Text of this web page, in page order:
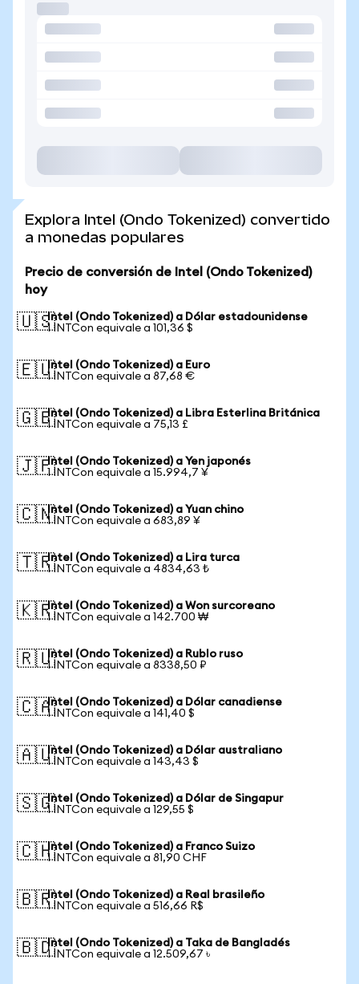
Explora Intel (Ondo Tokenized) convertido
a monedas populares
Precio de conversión de Intel (Ondo Tokenized)
hoy
🇺🇸Intel (Ondo Tokenized) a Dólar estadounidense
1 INTCon equivale a 101,36 $
🇪🇺Intel (Ondo Tokenized) a Euro
1 INTCon equivale a 87,68 €
🇬🇧Intel (Ondo Tokenized) a Libra Esterlina Británica
1 INTCon equivale a 75,13 £
🇯🇵Intel (Ondo Tokenized) a Yen japonés
1 INTCon equivale a 15.994,7 ¥
🇨🇳Intel (Ondo Tokenized) a Yuan chino
1 INTCon equivale a 683,89 ¥
🇹🇷Intel (Ondo Tokenized) a Lira turca
1 INTCon equivale a 4834,63 ₺
🇰🇷Intel (Ondo Tokenized) a Won surcoreano
1 INTCon equivale a 142.700 ₩
🇷🇺Intel (Ondo Tokenized) a Rublo ruso
1 INTCon equivale a 8338,50 ₽
🇨🇦Intel (Ondo Tokenized) a Dólar canadiense
1 INTCon equivale a 141,40 $
🇦🇺Intel (Ondo Tokenized) a Dólar australiano
1 INTCon equivale a 143,43 $
🇸🇬Intel (Ondo Tokenized) a Dólar de Singapur
1 INTCon equivale a 129,55 $
🇨🇭Intel (Ondo Tokenized) a Franco Suizo
1 INTCon equivale a 81,90 CHF
🇧🇷Intel (Ondo Tokenized) a Real brasileño
1 INTCon equivale a 516,66 R$
🇧🇩Intel (Ondo Tokenized) a Taka de Bangladés
1 INTCon equivale a 12.509,67 ৳